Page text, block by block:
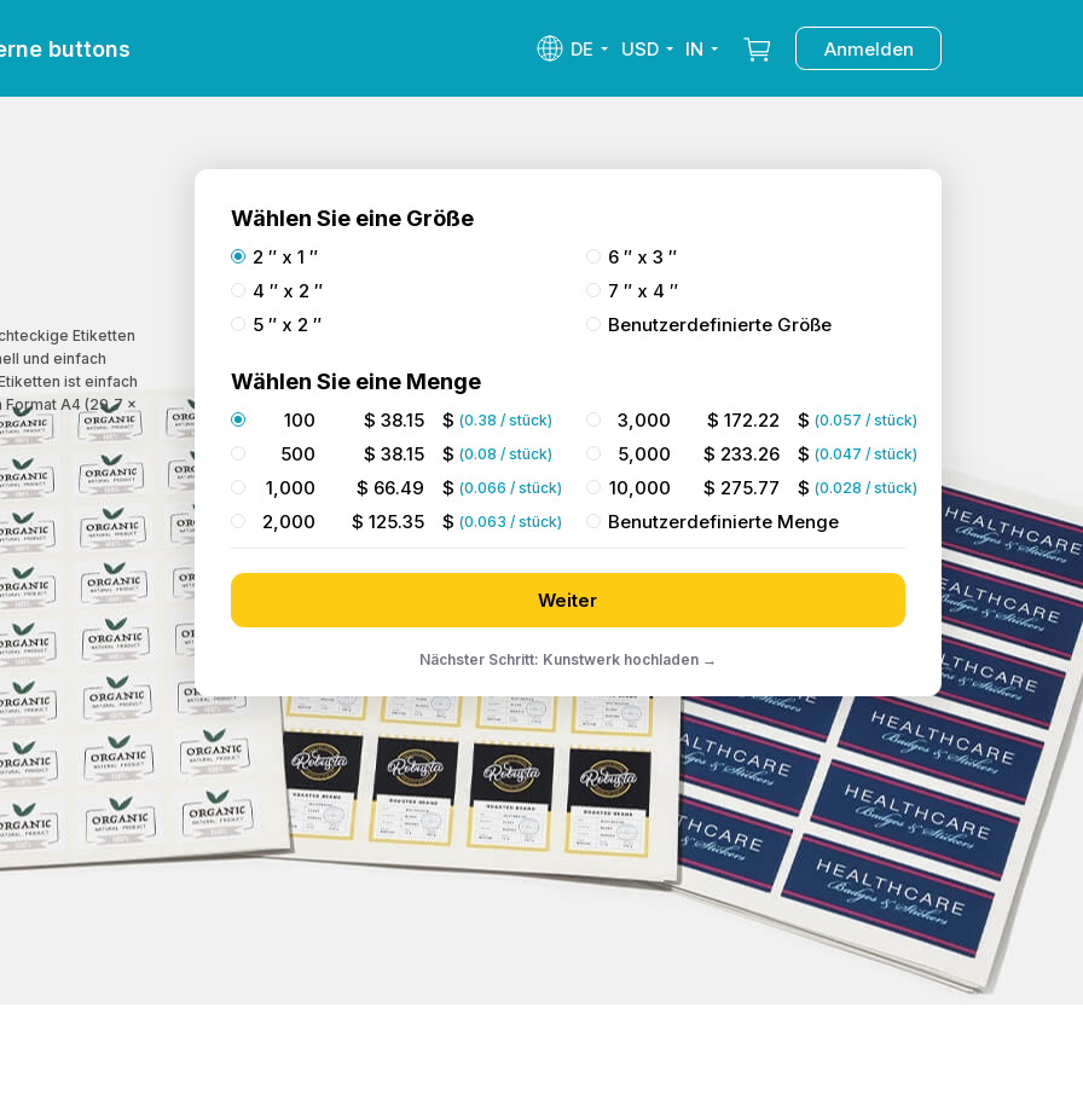
buttons DE USD IN Anmelden
Etiketten
und einfach
ist einfach
Format A4 (29,7 x
Wählen Sie eine Größe
2 ″ x 1 ″
4 ″ x 2 ″
5 ″ x 2 ″
6 ″ x 3 ″
7 ″ x 4 ″
Benutzerdefinierte Größe
Wählen Sie eine Menge
100 $38.15 $(0.38 / stück)
500 $38.15 $(0.08 / stück)
1,000 $ 66.49 $(0.066 / stück)
2,000 $125.35 $(0.063 / stück)
3,000 $172.22 $(0.057 / stück)
5,000 $ 233.26 $(0.047 / stück)
10,000 $ 275.77 $(0.028 / stück)
Benutzerdefinierte Menge
Weiter
Nächster Schritt: Kunstwerk hochladen →